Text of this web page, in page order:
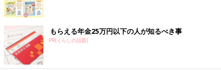
2018年4月に息子を出産した37歳。
「ハハのつぶやき」
Instagram(@ninputweet)
で、妊娠中から現在の育児中までのイ
ラストを更新しています。
子育て仕掛学：忍者
一覧
子育て仕掛学：お手伝
もらえる年金25万円以下の人が知るべき事
PR(くらしの話題)